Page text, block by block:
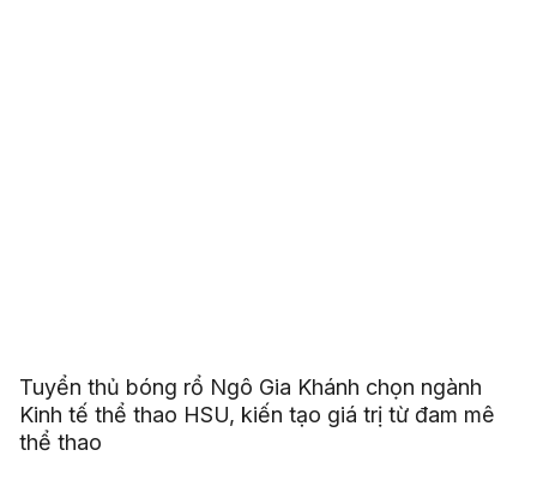
Tuyển thủ bóng rổ Ngô Gia Khánh chọn ngành
Kinh tế thể thao HSU, kiến tạo giá trị từ đam mê
thể thao